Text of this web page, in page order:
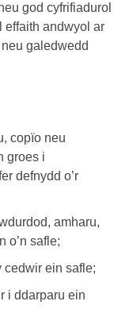
god cyfrifiadurol
effaith andwyol ar
galedwedd
copïo neu
groes i
defnydd o’r
amharu,
o’n safle;
cedwir ein safle;
i ddarparu ein